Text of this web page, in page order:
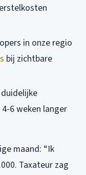
in onze regio
bij zichtbare
6 weken langer
maand: “Ik
Taxateur zag